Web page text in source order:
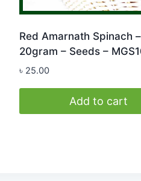
Red Amarnath Spinach –
20gram – Seeds –
৳ 25.00
Add to cart